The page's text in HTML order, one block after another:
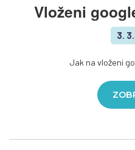
Vloženi
3.
Jak na vloženi